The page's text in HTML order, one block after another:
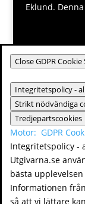
Eklund.
Close GDPR
Integritetspolicy -
Strikt nödvändiga
Tredjepartscookies
Motor: GDPR
Integritetspolicy -
Utgivarna.se
bästa
Informationen
så att vi lättare